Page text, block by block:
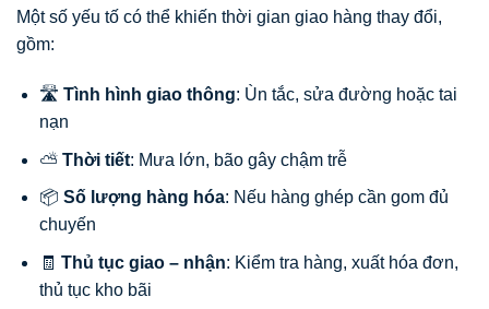
Một số yếu tố có thể khiến thời gian giao hàng thay đổi,
gồm:
🛣️ Tình hình giao thông: Ùn tắc, sửa đường hoặc tai
nạn
⛅ Thời tiết: Mưa lớn, bão gây chậm trễ
📦 Số lượng hàng hóa: Nếu hàng ghép cần gom đủ
chuyến
🧾 Thủ tục giao – nhận: Kiểm tra hàng, xuất hóa đơn,
thủ tục kho bãi